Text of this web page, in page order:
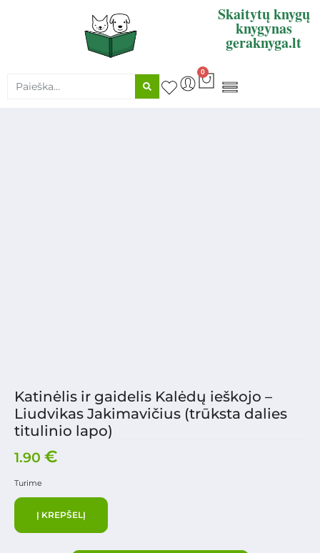
Skaitytų knygų
knygynas
geraknyga.lt
0
Katinėlis ir gaidelis Kalėdų ieškojo –
Liudvikas Jakimavičius (trūksta dalies
titulinio lapo)
1.90 €
Turime
Į KREPŠELĮ